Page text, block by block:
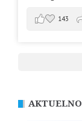
143
AKTUELNO